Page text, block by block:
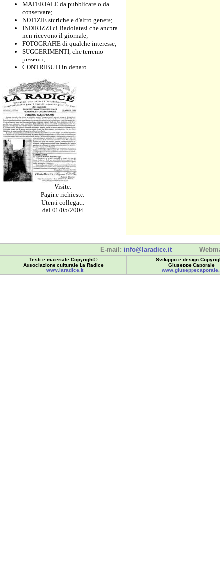
MATERIALE da pubblicare o da
conservare;
NOTIZIE storiche e d'altro genere;
INDIRIZZI di Badolatesi che ancora
non ricevono il giornale;
FOTOGRAFIE di qualche interesse;
SUGGERIMENTI, che terremo
presenti;
CONTRIBUTI in denaro.
Visite:
Pagine richieste:
Utenti collegati:
dal 01/05/2004
E-mail: info@laradice.it
Testi e materiale Copyright©
Associazione culturale La Radice
www.laradice.it
Sviluppo e design
Giuseppe Caporale